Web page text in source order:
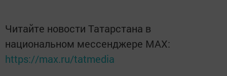
Читайте новости Татарстана в
национальном мессенджере MАХ:
https://max.ru/tatmedia